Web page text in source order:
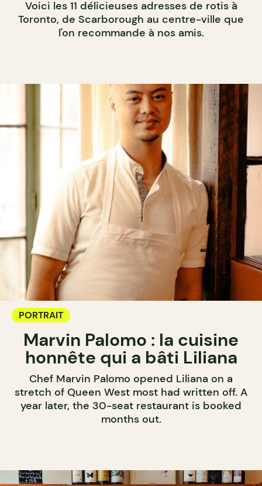
Voici les 11 délicieuses adresses de rotis à
Toronto, de Scarborough au centre-ville que
l'on recommande à nos amis.
PORTRAIT
Marvin Palomo : la cuisine
honnête qui a bâti Liliana
Chef Marvin Palomo opened Liliana on a
stretch of Queen West most had written off. A
year later, the 30-seat restaurant is booked
months out.